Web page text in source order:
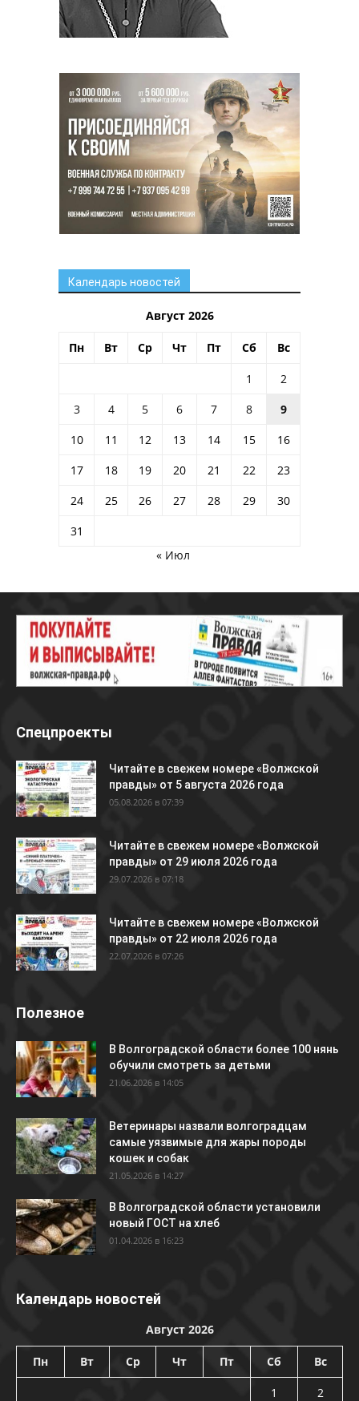
Календарь новостей
Август 2026
Пн Вт Ср Чт Пт Сб Вс
1
2
3
4 5 6 7 8
9
10
11 12 13 14 15
16
17
18 19 20 21 22
23
24
25 26 27 28 29
30
31
« Июл
Спецпроекты
Читайте в свежем номере «Волжской
правды» от 5 августа 2026 года
05.08.2026 в 07:39
Читайте в свежем номере «Волжской
правды» от 29 июля 2026 года
29.07.2026 в 07:18
Читайте в свежем номере «Волжской
правды» от 22 июля 2026 года
22.07.2026 в 07:26
Полезное
В Волгоградской области более 100 нянь
обучили смотреть за детьми
21.06.2026 в 14:05
Ветеринары назвали волгоградцам
самые уязвимые для жары породы
кошек и собак
21.05.2026 в 14:27
В Волгоградской области установили
новый ГОСТ на хлеб
01.04.2026 в 16:23
Календарь новостей
Август 2026
Пн Вт Ср Чт Пт Сб Вс
1
2